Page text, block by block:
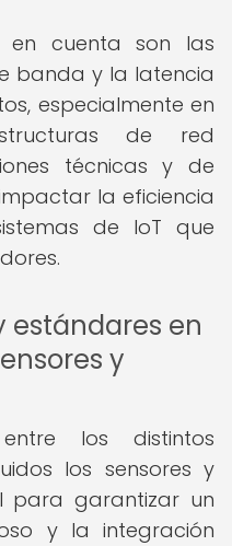
cuenta son las
banda y la latencia
especialmente en
de red
técnicas y de
la eficiencia
de IoT que
estándares en
y
los distintos
los sensores y
para garantizar un
y la integración